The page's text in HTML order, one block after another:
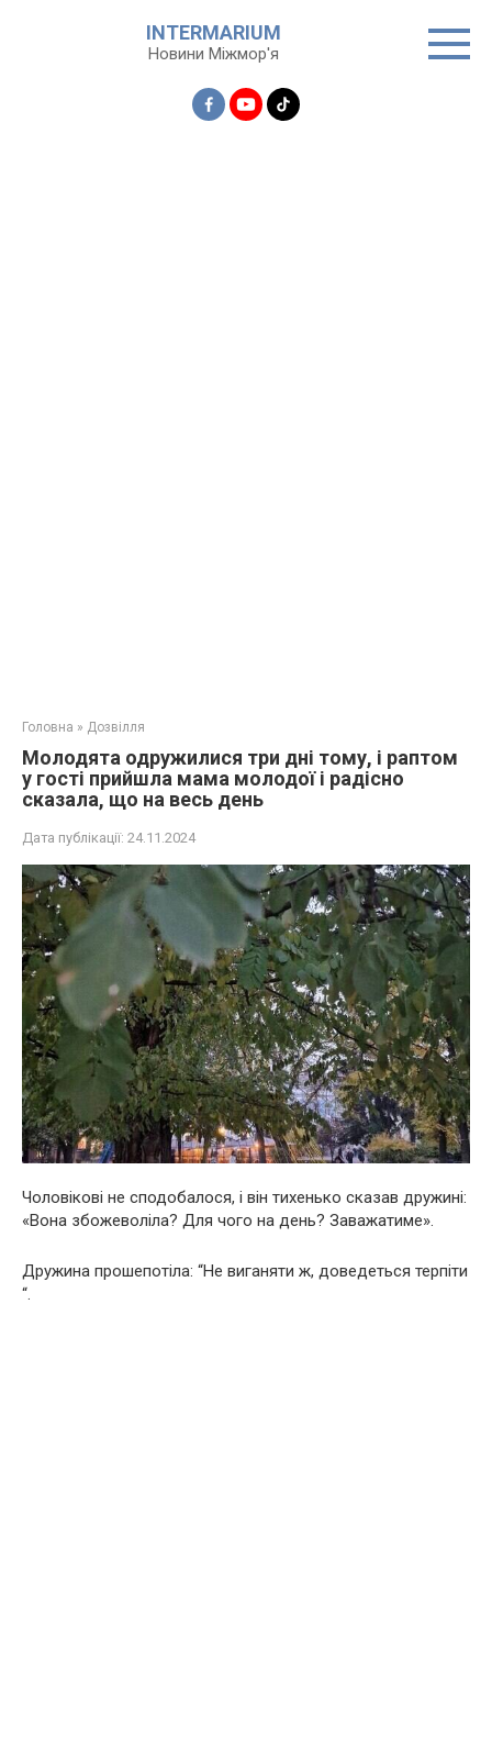
INTERMARIUM
Новини Міжмор'я
Головна » Дозвілля
Молодята одружилися три дні тому, і раптом
у гості прийшла мама молодої і радісно
сказала, що на весь день
Дата публікації: 24.11.2024
Чоловікові не сподобалося, і він тихенько сказав дружині:
«Вона збожеволіла? Для чого на день? Заважатиме».
Дружина прошепотіла: “Не виганяти ж, доведеться терпіти
“.